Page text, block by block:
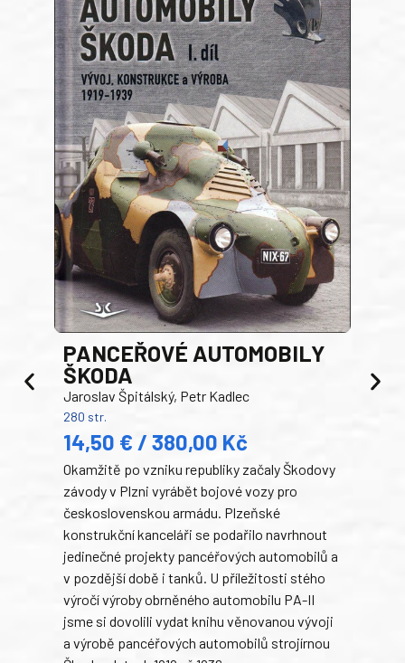
PANCEŘOVÉ AUTOMOBILY
ŠKODA
Jaroslav Špitálský, Petr Kadlec
280 str.
14,50 € / 380,00 Kč
Okamžitě po vzniku republiky začaly Škodovy
závody v Plzni vyrábět bojové vozy pro
československou armádu. Plzeňské
konstrukční kanceláři se podařilo navrhnout
jedinečné projekty pancéřových automobilů a
v pozdější době i tanků. U příležitosti stého
výročí výroby obrněného automobilu PA-II
jsme si dovolili vydat knihu věnovanou vývoji
a výrobě pancéřových automobilů strojírnou